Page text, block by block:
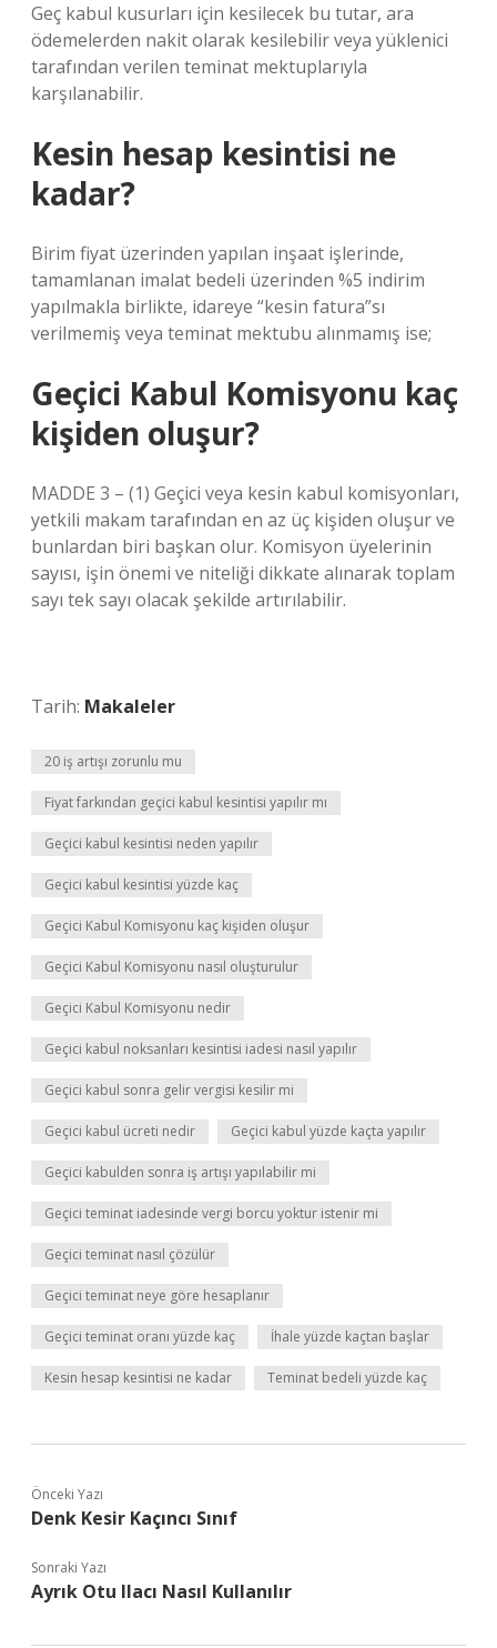
Geç kabul kusurları için kesilecek bu tutar, ara
ödemelerden nakit olarak kesilebilir veya yüklenici
tarafından verilen teminat mektuplarıyla
karşılanabilir.
Kesin hesap kesintisi ne
kadar?
Birim fiyat üzerinden yapılan inşaat işlerinde,
tamamlanan imalat bedeli üzerinden %5 indirim
yapılmakla birlikte, idareye “kesin fatura”sı
verilmemiş veya teminat mektubu alınmamış ise;
Geçici Kabul Komisyonu kaç
kişiden oluşur?
MADDE 3 – (1) Geçici veya kesin kabul komisyonları,
yetkili makam tarafından en az üç kişiden oluşur ve
bunlardan biri başkan olur. Komisyon üyelerinin
sayısı, işin önemi ve niteliği dikkate alınarak toplam
sayı tek sayı olacak şekilde artırılabilir.
Tarih: Makaleler
20 iş artışı zorunlu mu
Fiyat farkından geçici kabul kesintisi yapılır mı
Geçici kabul kesintisi neden yapılır
Geçici kabul kesintisi yüzde kaç
Geçici Kabul Komisyonu kaç kişiden oluşur
Geçici Kabul Komisyonu nasıl oluşturulur
Geçici Kabul Komisyonu nedir
Geçici kabul noksanları kesintisi iadesi nasıl yapılır
Geçici kabul sonra gelir vergisi kesilir mi
Geçici kabul ücreti nedir Geçici kabul yüzde kaçta yapılır
Geçici kabulden sonra iş artışı yapılabilir mi
Geçici teminat iadesinde vergi borcu yoktur istenir mi
Geçici teminat nasıl çözülür
Geçici teminat neye göre hesaplanır
Geçici teminat oranı yüzde kaç İhale yüzde kaçtan başlar
Kesin hesap kesintisi ne kadar Teminat bedeli yüzde kaç
Önceki Yazı
Denk Kesir Kaçıncı Sınıf
Sonraki Yazı
Ayrık Otu Ilacı Nasıl Kullanılır